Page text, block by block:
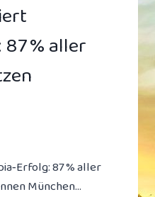
% aller
87 % aller
München…